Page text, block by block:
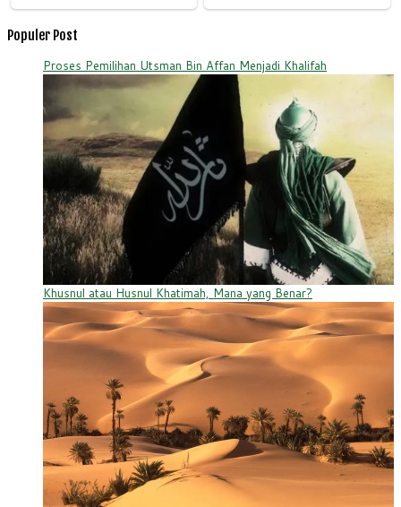
Populer Post
Proses Pemilihan Utsman Bin Affan Menjadi Khalifah
Khusnul atau Husnul Khatimah, Mana yang Benar?